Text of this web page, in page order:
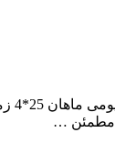
مطمئن …